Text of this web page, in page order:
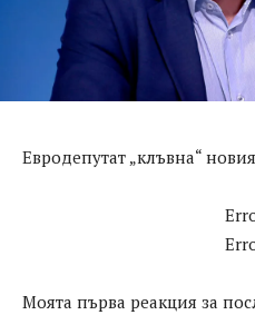
Евродепутат „клъвна“
Моята първа реакция за